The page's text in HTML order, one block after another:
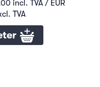
incl. TVA / EUR
TVA